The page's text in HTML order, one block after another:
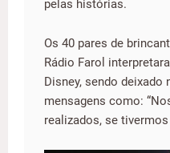
pelas histórias.
Os 40 pares de
Rádio Farol
Disney, sendo deixado
mensagens como:
realizados, se